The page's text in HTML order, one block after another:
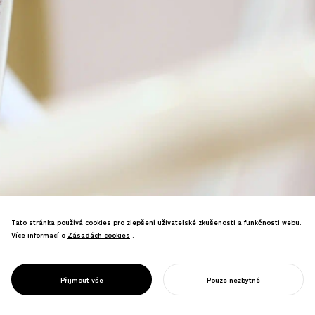
PROJECT
FLUOLESS
environmentální povědomí a zároveň
demonstruje nové možnosti upcyklingu.
Tato stránka používá cookies pro zlepšení uživatelské zkušenosti a funkčnosti webu.
Více informací o Zásadách cookies
Zásadách cookies .
Přijmout vše Pouze nezbytné